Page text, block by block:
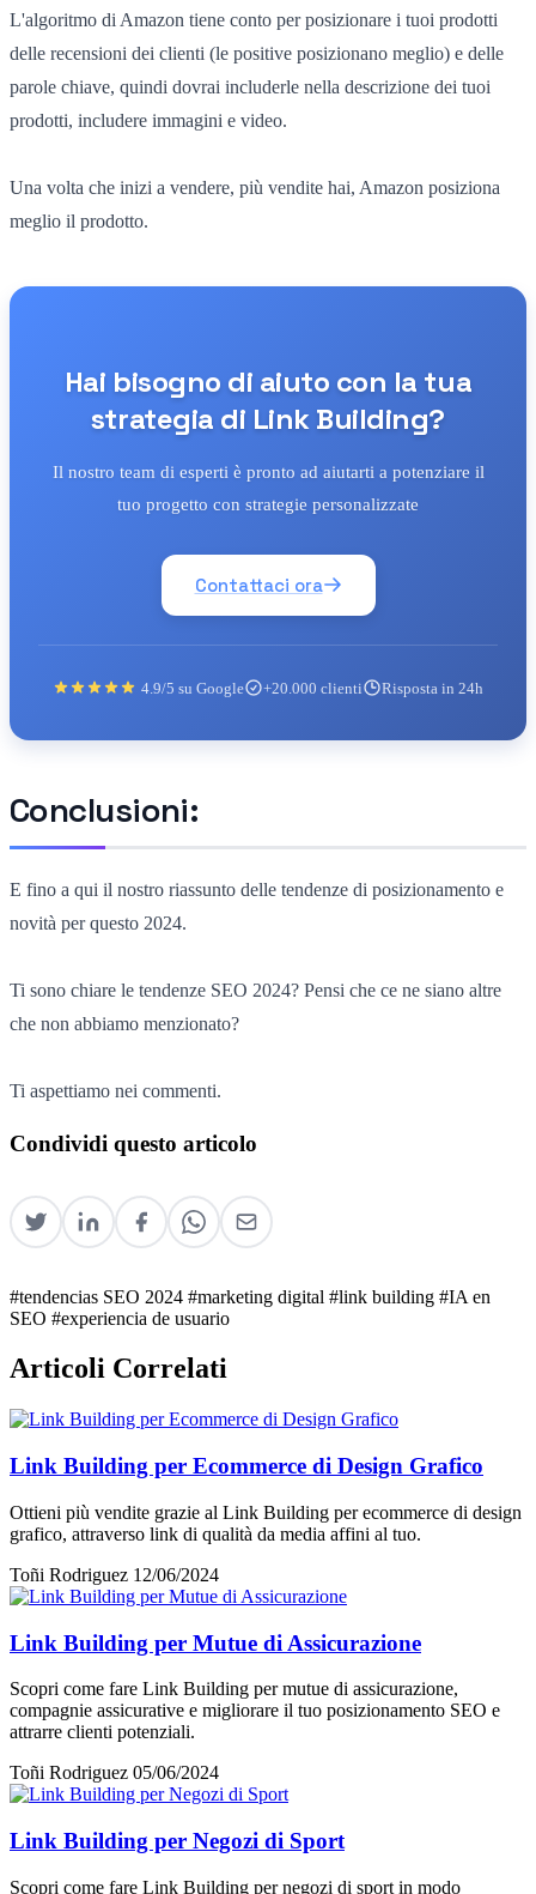
L'algoritmo di Amazon tiene conto per posizionare i tuoi prodotti
delle recensioni dei clienti (le positive posizionano meglio) e delle
parole chiave, quindi dovrai includerle nella descrizione dei tuoi
prodotti, includere immagini e video.
Una volta che inizi a vendere, più vendite hai, Amazon posiziona
meglio il prodotto.
Hai bisogno di aiuto con la tua
strategia di Link Building?
Il nostro team di esperti è pronto ad aiutarti a potenziare il
tuo progetto con strategie personalizzate
Contattaci ora
4.9/5 su Google +20.000 clienti Risposta in 24h
Conclusioni:
E fino a qui il nostro riassunto delle tendenze di posizionamento e
novità per questo 2024.
Ti sono chiare le tendenze SEO 2024? Pensi che ce ne siano altre
che non abbiamo menzionato?
Ti aspettiamo nei commenti.
Condividi questo articolo
#tendencias SEO 2024 #marketing digital #link building #IA en
SEO #experiencia de usuario
Articoli Correlati
Link Building per Ecommerce di Design Grafico
Ottieni più vendite grazie al Link Building per ecommerce di design
grafico, attraverso link di qualità da media affini al tuo.
Toñi Rodriguez 12/06/2024
Link Building per Mutue di Assicurazione
Scopri come fare Link Building per mutue di assicurazione,
compagnie assicurative e migliorare il tuo posizionamento SEO e
attrarre clienti potenziali.
Toñi Rodriguez 05/06/2024
Link Building per Negozi di Sport
Scopri come fare Link Building per negozi di sport in modo